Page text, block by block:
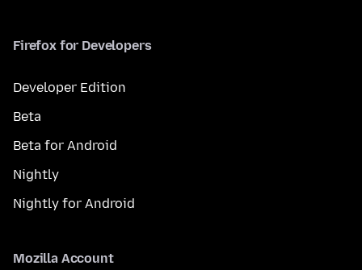
Firefox for Developers
Developer Edition
Beta
Beta for Android
Nightly
Nightly for Android
Mozilla Account